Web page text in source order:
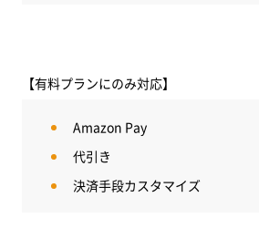
【有料プランにのみ対応】
Amazon Pay
代引き
決済手段カスタマイズ